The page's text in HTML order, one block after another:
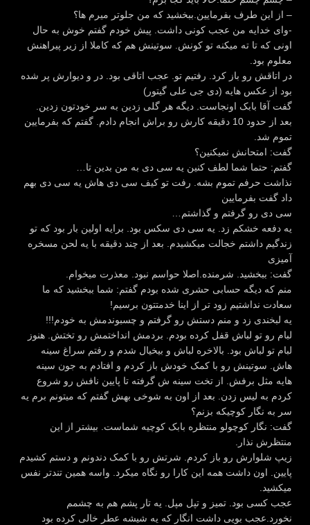
– از این طرف بفرمایین.ببخشید که من جلوتر میرم ها؟
-وای خدایه من عجب کونی داشت. پیش خودم گفتم خوش به حال
اونی که تا ته میکنه تو کونش. سوتینش هم که کاملا از زیر پیراهنش
معلوم بود.
در اتاقش رو باز کرد. رفتیم تو. عجب اتاقی بود. در و دیوارش پر شده
بود از عکس هایه (دی جی علی گیتور)
گفت آقا بابک اونجاست. دیگه هر گلی زدین به سر خودتون زدین.
بعد از حدود 10 دقیقه کارش رو براش انجام دادم. گفتم که بفرمایین
تموم شد.
گفت: امتحانش نمیکنین؟
گفتم: حتما شما لطف کنین یه سی دی به من بدین تا…
نذاشت حرفم تموم بشه. رفت تو کیف سی دی هاش یه سی دی بهم
داد گفت بفرمایین
سی دی رو گرفتم و گذاشتم…
یه دفعه خشکم زد. یه سی دی سکس بود. برایه اولین بار بود که تو
زندگیم داشتم خجالت میکشیدم. بعد از چند دقیقه با یه لحن مسخره
آمیزی
گفت: ببخشید. شرمنده.اصلا حواسم نبود. معذرت میخوام.
منم که دیگه حسابی حشری شده بودم گفتم: شما ببخشید که ما
سعادت نداشتیم زود تر از اینا خدمتتون برسیم!
یه لبخندی زد و منم دستش رو گرفتم و چسبوندمش به خودم!!!
لبام رو تو لباش قفل کرده بودم. بردمش انداختمش رو تختش. هنوز
لبام تو لباش بود. بالاخره لباش و بیخیال شدم و رفتم سراغ سینه
هاش. سوتینش رو با کمک خودش باز کردم و افتادم به جون سینه
هایه مثل برفش. از تخت سینه ش گرفته تا پایین نافش رو شروع
کردم به لیس زدن. بعد از اون به شوخی بهش گفتم که میتونم برم یه
سر به نگار کوچیکه بزنم؟
گفت: نگار کوچولو منتظره بابک کوچیه شماست. بیشتر از این
منتظرش نذار.
زیپ شلوارش رو باز کردم. شرتش رو با کمک دندونم و دستم کشیدم
پایین. اون داشت همه این کارا رو نگاه میکرد. واسه همین تندتر نفس
میکشید.
عجب کسی بود. تمیز و تپل مپل. یه تار پشم هم به چشمم
نخورد.عجب بویی داشت انگار که یه شیشه عطر خالی کرده بود